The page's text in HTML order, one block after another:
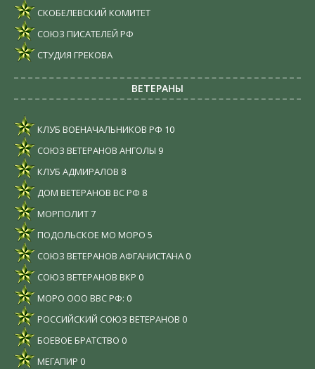
СКОБЕЛЕВСКИЙ КОМИТЕТ
СОЮЗ ПИСАТЕЛЕЙ РФ
СТУДИЯ ГРЕКОВА
ВЕТЕРАНЫ
КЛУБ ВОЕНАЧАЛЬНИКОВ РФ 10
СОЮЗ ВЕТЕРАНОВ АНГОЛЫ 9
КЛУБ АДМИРАЛОВ 8
ДОМ ВЕТЕРАНОВ ВС РФ 8
МОРПОЛИТ7
ПОДОЛЬСКОЕ МО МОРО 5
СОЮЗ ВЕТЕРАНОВ АФГАНИСТАНА 0
СОЮЗ ВЕТЕРАНОВ ВКР 0
МОРО ООО ВВС РФ: 0
РОССИЙСКИЙ СОЮЗ ВЕТЕРАНОВ 0
БОЕВОЕ БРАТСТВО 0
МЕГАПИР 0